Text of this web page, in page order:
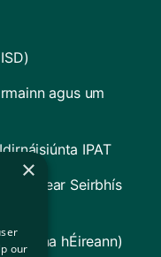
agus um
IPAT
n-áirítear Seirbhís
Stát na hÉireann)
×
our